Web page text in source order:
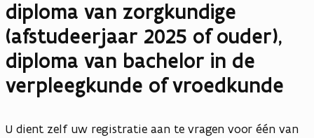
diploma van zorgkundige
(afstudeerjaar 2025 of ouder),
diploma van bachelor in de
verpleegkunde of vroedkunde
U dient zelf uw registratie aan te vragen voor één van